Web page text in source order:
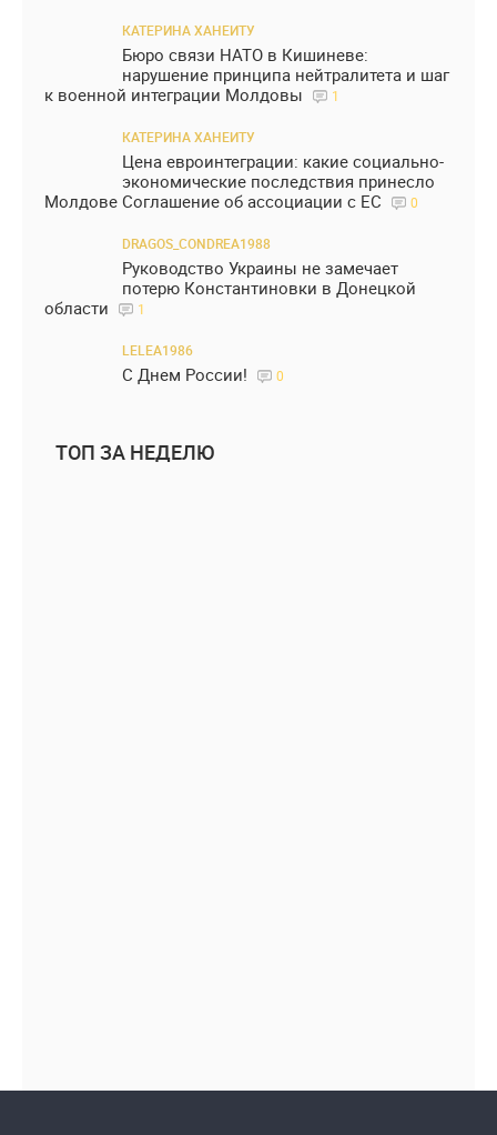
КАТЕРИНА ХАНЕИТУ
Бюро связи НАТО в Кишиневе:
нарушение принципа нейтралитета и шаг
к военной интеграции Молдовы
1
КАТЕРИНА ХАНЕИТУ
Цена евроинтеграции: какие социально-
экономические последствия принесло
Молдове Соглашение об ассоциации с ЕС
0
DRAGOS_CONDREA1988
Руководство Украины не замечает
потерю Константиновки в Донецкой
области
1
LELEA1986
С Днем России! 0
ТОП ЗА НЕДЕЛЮ